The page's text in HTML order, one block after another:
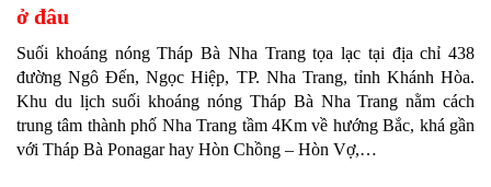
ở đâu
Suối khoáng nóng Tháp Bà Nha Trang tọa lạc tại địa chỉ 438
đường Ngô Đến, Ngọc Hiệp, TP. Nha Trang, tỉnh Khánh Hòa.
Khu du lịch suối khoáng nóng Tháp Bà Nha Trang nằm cách
trung tâm thành phố Nha Trang tầm 4Km về hướng Bắc, khá gần
với Tháp Bà Ponagar hay Hòn Chồng – Hòn Vợ,…